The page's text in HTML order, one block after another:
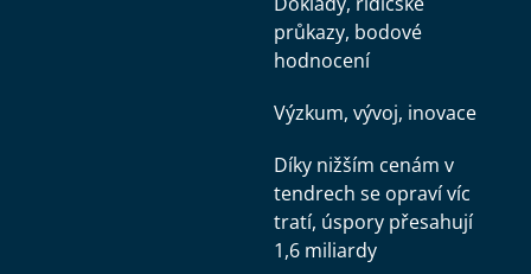
průkazy, bodové
hodnocení
Výzkum, vývoj, inovace
Díky nižším cenám v
tendrech se opraví víc
tratí, úspory přesahují
1,6 miliardy